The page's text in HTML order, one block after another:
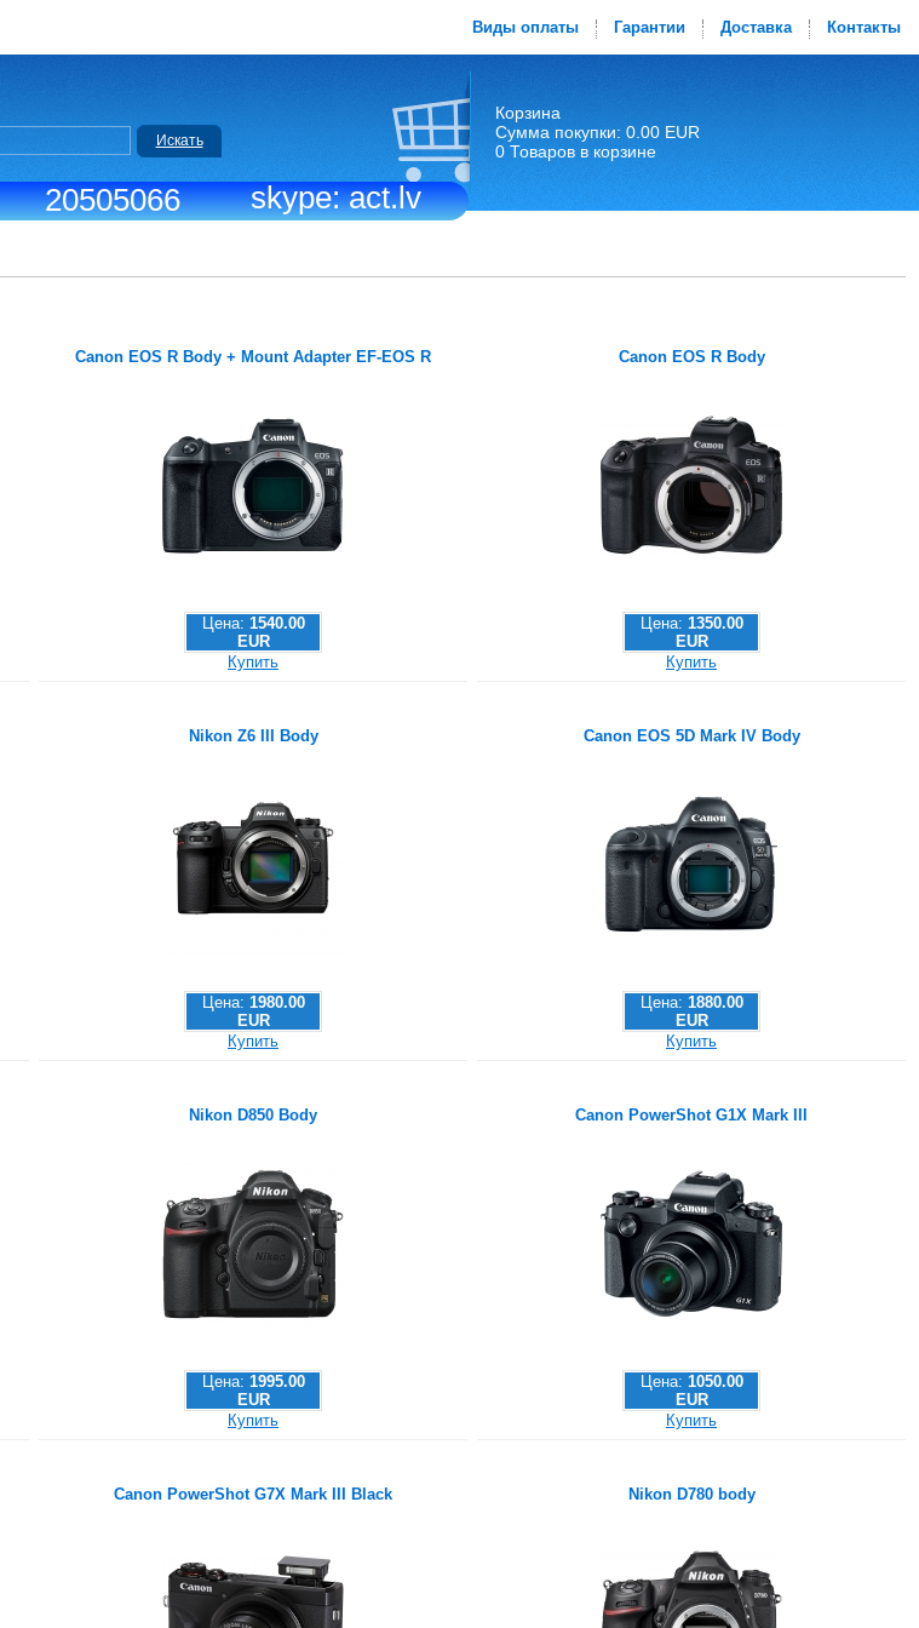
20505066 skype: act.lv
Виды оплаты Гарантии Доставка Контакты
Искать
Корзина
Сумма покупки: 0.00 EUR
0 Товаров в корзине
Canon EOS R Body + Mount Adapter EF-EOS R
Цена: 1540.00
EUR
Купить
Canon EOS R Body
Цена: 1350.00
EUR
Купить
Nikon Z6 III Body
Цена: 1980.00
EUR
Купить
Canon EOS 5D Mark IV Body
Цена: 1880.00
EUR
Купить
Nikon D850 Body
Цена: 1995.00
EUR
Купить
Canon PowerShot G1X Mark III
Цена: 1050.00
EUR
Купить
Canon PowerShot G7X Mark III Black Nikon D780 body